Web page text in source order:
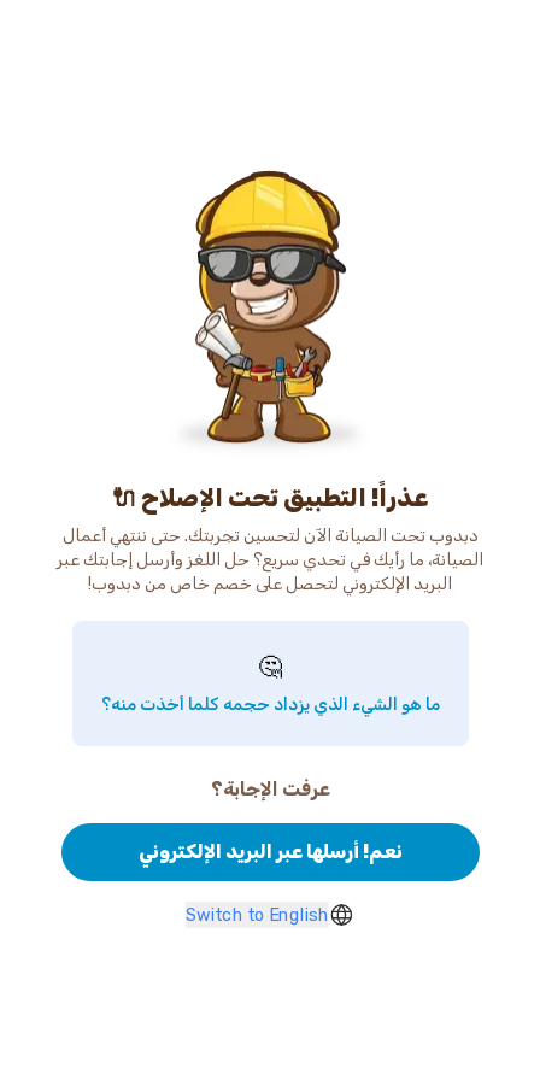
عذراً! التطبيق تحت الإصلاح 🔌
دبدوب تحت الصيانة الآن لتحسين تجربتك. حتى ننتهي أعمال
الصيانة، ما رأيك في تحدي سريع؟ حل اللغز وأرسل إجابتك عبر
البريد الإلكتروني لتحصل على خصم خاص من دبدوب!
🤔
ما هو الشيء الذي يزداد حجمه كلما أخذت منه؟
عرفت الإجابة؟
نعم! أرسلها عبر البريد الإلكتروني
Switch to English